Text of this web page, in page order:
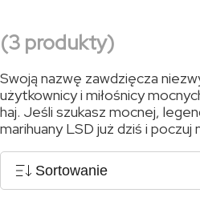
(3 produkty)
Swoją nazwę zawdzięcza
użytkownicy i miłośnicy
haj. Jeśli szukasz mocnej,
marihuany LSD już dziś i
Sortowanie